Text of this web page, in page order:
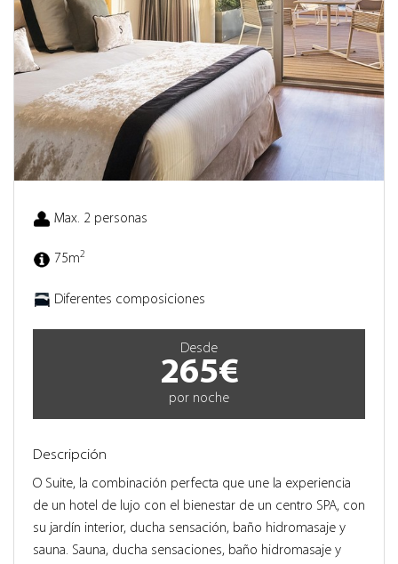
Max. 2 personas
75m2
Diferentes composiciones
Desde
265€
por noche
Descripción
O Suite, la combinación perfecta que une la experiencia
de un hotel de lujo con el bienestar de un centro SPA, con
su jardín interior, ducha sensación, baño hidromasaje y
sauna. Sauna, ducha sensaciones, baño hidromasaje y